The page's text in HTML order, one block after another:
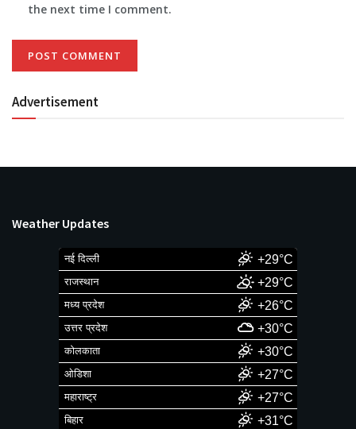
the next time I comment.
Advertisement
Weather Updates
नई दिल्ली +29°C
राजस्थान +29°C
मध्य प्रदेश +26°C
उत्तर प्रदेश +30°C
कोलकाता +30°C
ओडिशा +27°C
महाराष्ट्र +27°C
बिहार +31°C